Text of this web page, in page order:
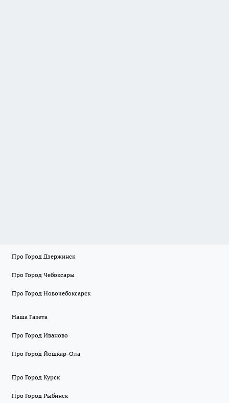
Про Город Дзержинск
Про Город Чебоксары
Про Город Новочебоксарск
Наша Газета
Про Город Иваново
Про Город Йошкар-Ола
Про Город Курск
Про Город Рыбинск